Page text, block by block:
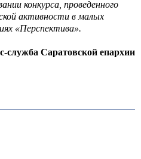
конкурса, проведенного
активности в малых
«Перспектива».
служба Саратовской епархии